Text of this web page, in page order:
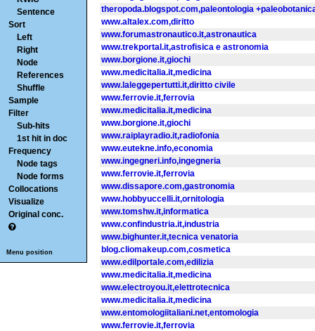
Sentence
Sort
Left
Right
Node
References
Shuffle
Sample
Filter
Sub-hits
1st hit in doc
Frequency
Node tags
Node forms
Collocations
Visualize
Original conc.
Menu position
theropoda.blogspot.com,paleontologia
www.altalex.com,diritto
www.forumastronautico.it,astronautica
www.trekportal.it,astrofisica e astronomia
www.borgione.it,giochi
www.medicitalia.it,medicina
www.laleggepertutti.it,diritto civile
www.ferrovie.it,ferrovia
www.medicitalia.it,medicina
www.borgione.it,giochi
www.raiplayradio.it,radiofonia
www.eutekne.info,economia
www.ingegneri.info,ingegneria
www.ferrovie.it,ferrovia
www.dissapore.com,gastronomia
www.hobbyuccelli.it,ornitologia
www.tomshw.it,informatica
www.confindustria.it,industria
www.bighunter.it,tecnica venatoria
blog.cliomakeup.com,cosmetica
www.edilportale.com,edilizia
www.medicitalia.it,medicina
www.electroyou.it,elettrotecnica
www.medicitalia.it,medicina
www.entomologiitaliani.net,entomologia
www.ferrovie.it,ferrovia